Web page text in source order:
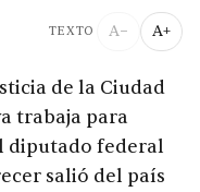
TEXTO A− A+
de la Ciudad
trabaja para
diputado federal
salió del país